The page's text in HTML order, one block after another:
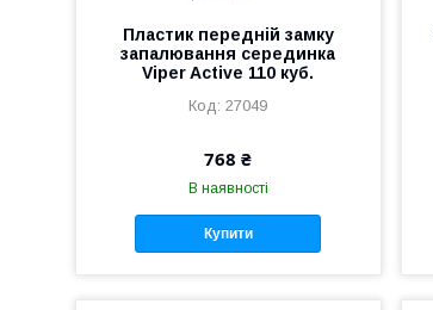
Пластик передній замку
запалювання серединка
Viper Active 110 куб.
27049
768 ₴
В наявності
Купити